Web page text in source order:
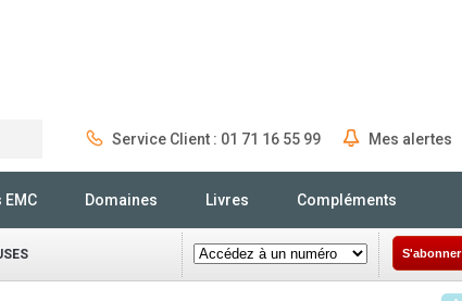
Service Client : 01 71 16 55 99 Mes alertes
Domaines Livres Compléments
S'abonner